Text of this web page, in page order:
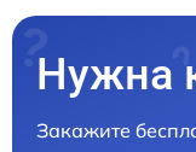
Нужна
Закажите